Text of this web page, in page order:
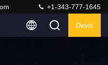
+1-343-777-1645
Devis